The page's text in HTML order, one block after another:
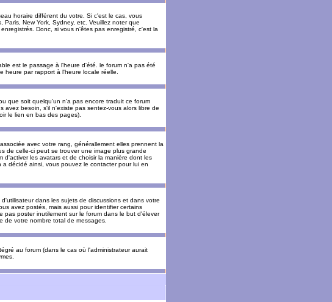
horaire différent du votre. Si c'est le cas, vous
New York, Sydney, etc. Veuillez noter que
Donc, si vous n'êtes pas enregistré, c'est la
est le passage à l'heure d'été. le forum n'a pas été
par rapport à l'heure locale réelle.
que soit quelqu'un n'a pas encore traduit ce forum
besoin, s'il n'existe pas sentez-vous alors libre de
le lien en bas des pages).
avec votre rang, générallement elles prennent la
de celle-ci peut se trouver une image plus grande
d'activer les avatars et de choisir la manière dont les
décidé ainsi, vous pouvez le contacter pour lui en
dans les sujets de discussions et dans votre
avez postés, mais aussi pour identifier certains
pas poster inutilement sur le forum dans le but d'élever
de votre nombre total de messages.
au forum (dans le cas où l'administrateur aurait